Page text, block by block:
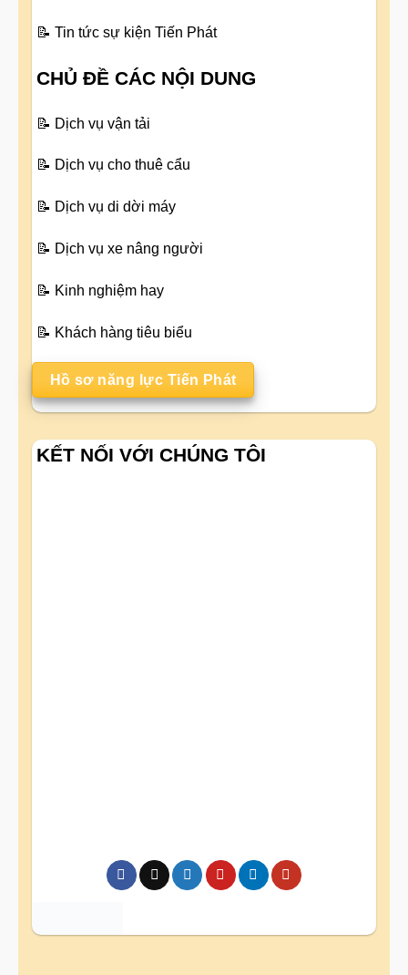
📝 Tin tức sự kiện Tiến Phát
CHỦ ĐỀ CÁC NỘI DUNG
📝 Dịch vụ vận tải
📝 Dịch vụ cho thuê cẩu
📝 Dịch vụ di dời máy
📝 Dịch vụ xe nâng người
📝 Kinh nghiệm hay
📝 Khách hàng tiêu biểu
Hồ sơ năng lực Tiến Phát
KẾT NỐI VỚI CHÚNG TÔI